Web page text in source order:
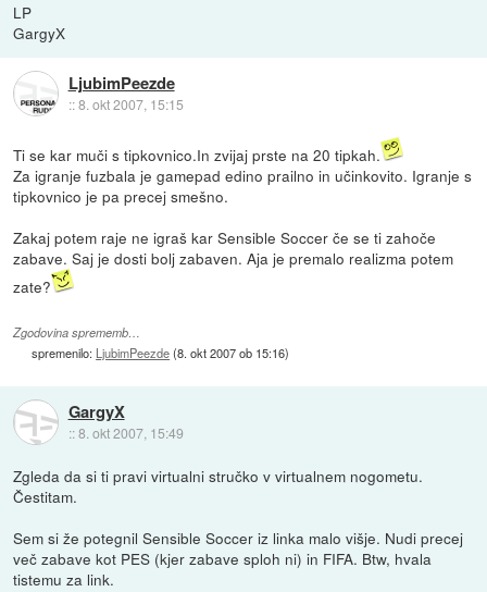
LP
GargyX
LjubimPeezde
::8. okt 2007, 15:15
Ti se kar muči s tipkovnico.In zvijaj prste na 20 tipkah.
Za igranje fuzbala je gamepad edino prailno in učinkovito. Igranje s
tipkovnico je pa precej smešno.
Zakaj potem raje ne igraš kar Sensible Soccer če se ti zahoče
zabave. Saj je dosti bolj zabaven. Aja je premalo realizma potem
zate?
Zgodovina sprememb…
spremenilo: LjubimPeezde(8. okt 2007 ob 15:16)
GargyX
::8. okt 2007, 15:49
Zgleda da si ti pravi virtualni stručko v virtualnem nogometu.
Čestitam.
Sem si že potegnil Sensible Soccer iz linka malo višje. Nudi precej
več zabave kot PES (kjer zabave sploh ni) in FIFA. Btw, hvala
tistemu za link.